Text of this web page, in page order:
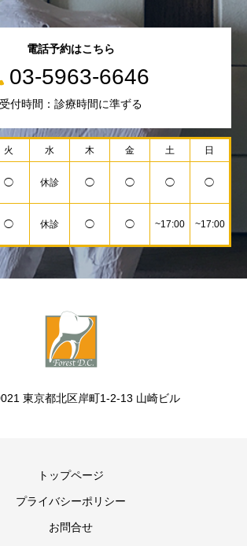
電話予約はこちら
03-5963-6646
受付時間：診療時間に準ずる
火 水 木 金 土 日
◯ 休診 ◯ ◯ ◯ ◯
◯ 休診 ◯ ◯ ~17:00 ~17:00
東京都北区岸町1-2-13 山崎ビル
トップページ
プライバシーポリシー
お問合せ